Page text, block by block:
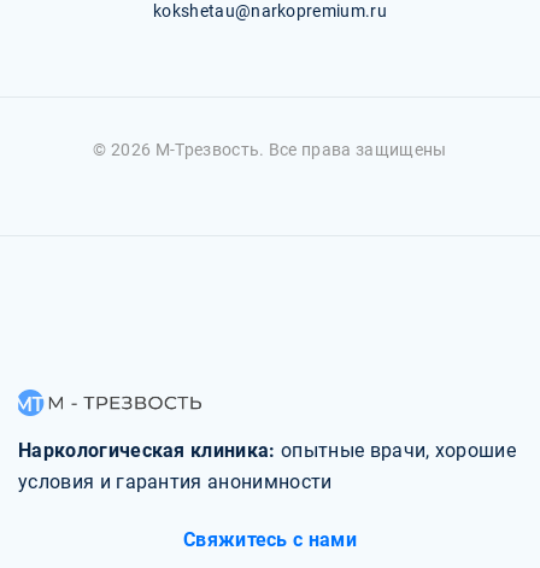
kokshetau@narkopremium.ru
© 2026 М-Трезвость. Все права защищены
Наркологическая клиника: опытные врачи, хорошие
условия и гарантия анонимности
Свяжитесь с нами